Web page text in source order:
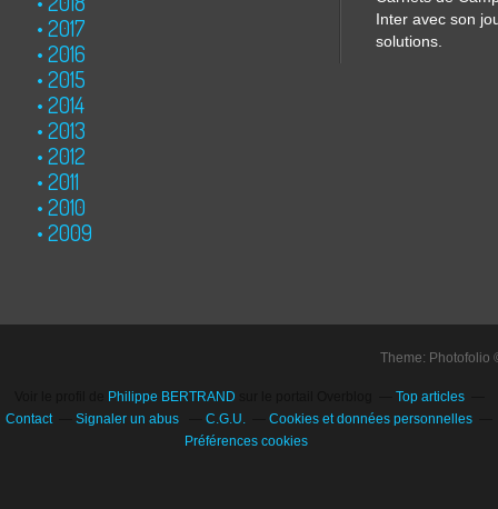
2017
2016
2015
2014
2013
2012
2011
2010
2009
Inter avec son
solutions.
Theme:
Philippe BERTRAND
Top articles
Contact
Signaler un abus C.G.U.
Cookies et données personnelles
Préférences cookies